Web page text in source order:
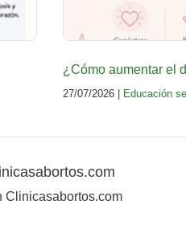
¿Cómo aumentar el
27/07/2026 | Educación
Clinicasabortos.com